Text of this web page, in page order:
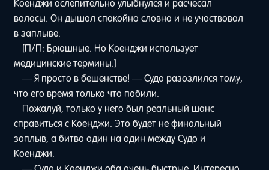
Коенджи ослепительно улыбнулся и расчесал
волосы. Он дышал спокойно словно и не участвовал
в заплыве.
[П/П: Брюшные. Но Коенджи использует
медицинские термины.]
— Я просто в бешенстве! — Судо разозлился тому,
что его время только что побили.
Пожалуй, только у него был реальный шанс
справиться с Коенджи. Это будет не финальный
заплыв, а битва один на один между Судо и
Коенджи.